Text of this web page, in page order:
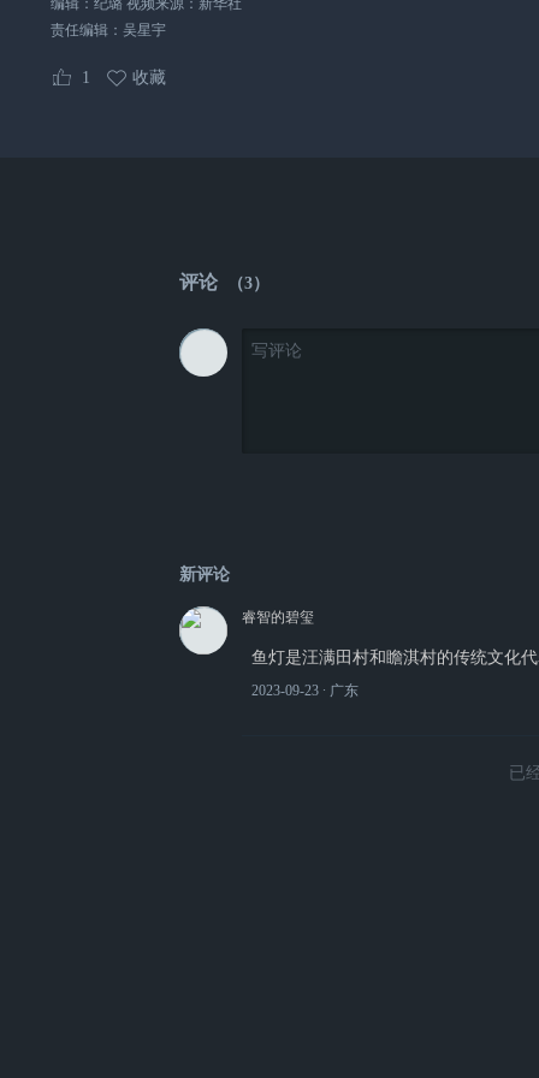
编辑：纪璐 视频来源：新华社
责任编辑： 吴星宇
1 收藏
评论 （3）
新评论
睿智的碧玺
鱼灯是汪满田村和瞻淇村的传统文化
2023-09-23 ∙ 广东
已